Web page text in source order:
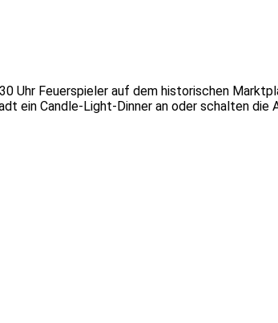
Uhr Feuerspieler auf dem historischen
Candle-Light-Dinner an oder schalten die